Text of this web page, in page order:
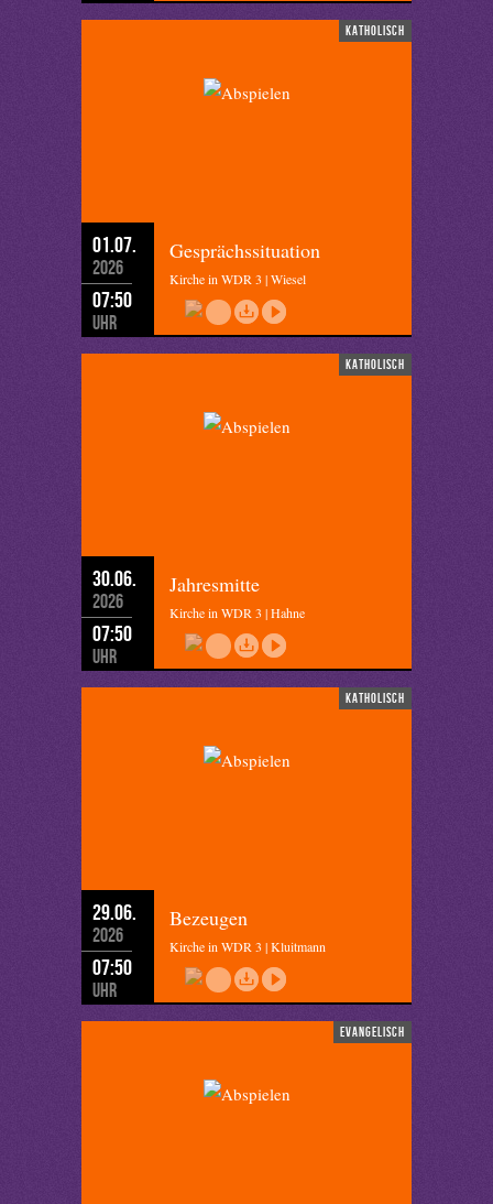
katholisch
01.07.
2026
07:50
Uhr
Gesprächssituation
Kirche in WDR 3 | Wiesel
katholisch
30.06.
2026
07:50
Uhr
Jahresmitte
Kirche in WDR 3 | Hahne
katholisch
29.06.
2026
07:50
Uhr
Bezeugen
Kirche in WDR 3 | Kluitmann
evangelisch